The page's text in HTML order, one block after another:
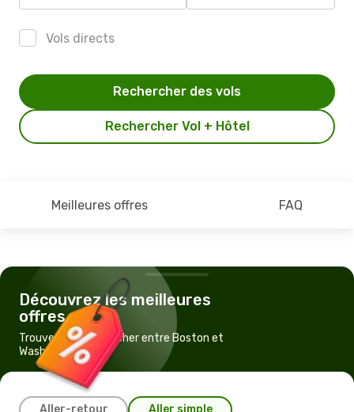
Vols directs
Rechercher Vol + Hôtel
Rechercher des vols
Meilleures offres FAQ
Découvrez les meilleures
offres
Trouvez un vol pas cher entre Boston et
Washington
Aller-retour Aller simple